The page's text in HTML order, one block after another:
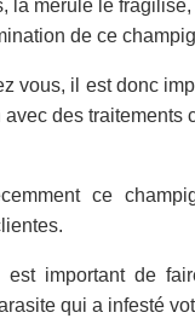
la mérule le
de ce
vous, il est donc
des traitements
ce
est important de
qui a infesté